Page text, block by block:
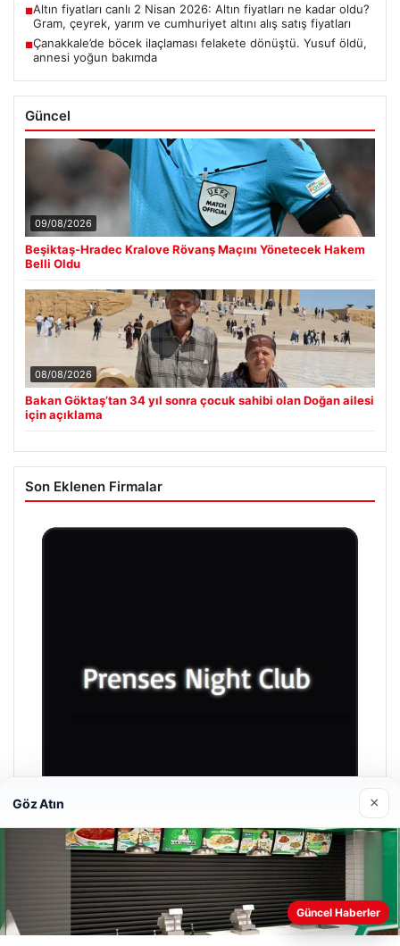
■Altın fiyatları canlı 2 Nisan 2026: Altın fiyatları ne kadar oldu?
Gram, çeyrek, yarım ve cumhuriyet altını alış satış fiyatları
■Çanakkale’de böcek ilaçlaması felakete dönüştü. Yusuf öldü,
annesi yoğun bakımda
Güncel
09/08/2026
Beşiktaş-Hradec Kralove Rövanş Maçını Yönetecek Hakem
Belli Oldu
08/08/2026
Bakan Göktaş’tan 34 yıl sonra çocuk sahibi olan Doğan ailesi
için açıklama
Son Eklenen Firmalar
Prenses Night Club
29/04/2026
Web sitemizi nasıl kullandığınızı daha iyi anlayabilmek,
Göz Atın ×
Güncel Haberler